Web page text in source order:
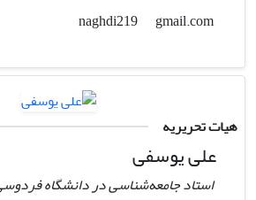
gmail.com
هیات تحریریه
علی یوسفی
استاد جامعه‌شناسی در دانشگاه